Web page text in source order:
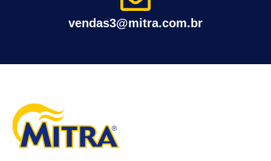
vendas3@mitra.com.br